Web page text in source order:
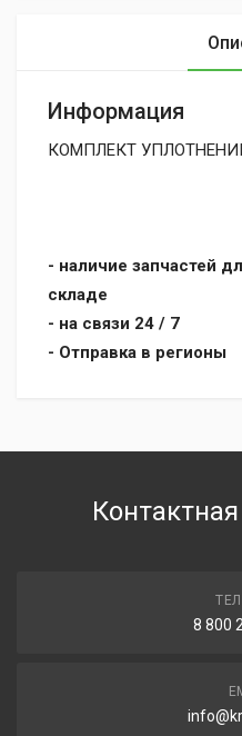
Информация
КОМПЛЕКТ
- наличие запчастей
складе
- на связи 24 / 7
- Отправка в регионы
8 800